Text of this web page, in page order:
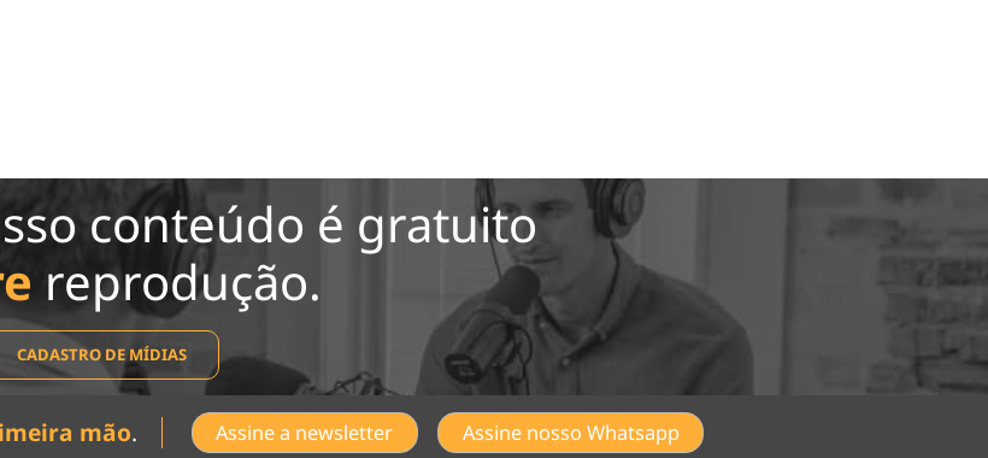
conteúdo é gratuito
reprodução.
CADASTRO DE MÍDIAS
mão. Assine a newsletter Assine nosso Whatsapp